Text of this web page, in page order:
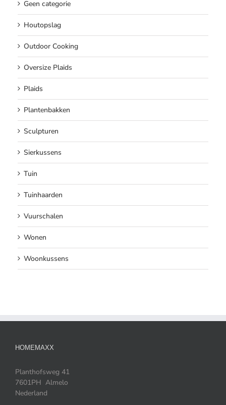
Geen categorie
Houtopslag
Outdoor Cooking
Oversize Plaids
Plaids
Plantenbakken
Sculpturen
Sierkussens
Tuin
Tuinhaarden
Vuurschalen
Wonen
Woonkussens
HOMEMAXX
Planthofsweg 41
7601PH Almelo
Nederland